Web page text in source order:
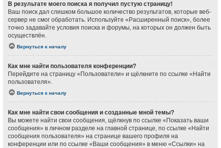
В результате моего поиска я получил пустую страницу!
Ваш поиск дал слишком большое количество результатов, которые веб-
сервер не смог обработать. Используйте «Расширенный поиск», более
точно задавайте условия поиска и форумы, на которых он должен быть
осуществлён.
Вернуться к началу
Как мне найти пользователя конференции?
Перейдите на страницу «Пользователи» и щёлкните по ссылке «Найти
пользователя».
Вернуться к началу
Как мне найти свои сообщения и созданные мной темы?
Вы можете найти свои сообщения, щёлкнув по ссылке «Показать ваши
сообщения» в личном разделе на главной странице, по ссылке «Найти
сообщения пользователя» на странице вашего профиля на
конференции или по ссылке «Ваши сообщения» в меню «Ссылки» на